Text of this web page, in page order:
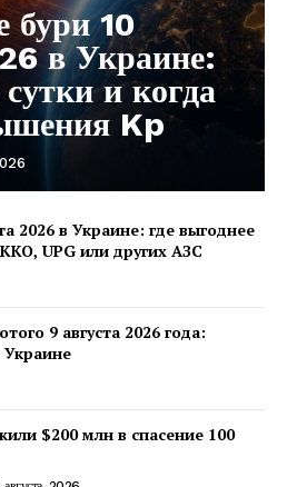
бури 10
в Украине:
и когда
Kp
2026 в Украине: где выгоднее
UPG или других АЗС
9 августа 2026 года:
Украине
$200 млн в спасение 100